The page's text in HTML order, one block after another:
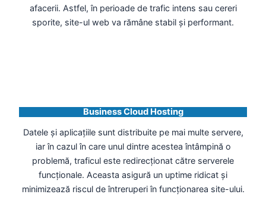
afacerii. Astfel, în perioade de trafic intens sau cereri
sporite, site-ul web va rămâne stabil și performant.
Business Cloud Hosting
Datele și aplicațiile sunt distribuite pe mai multe servere,
iar în cazul în care unul dintre acestea întâmpină o
problemă, traficul este redirecționat către serverele
funcționale. Aceasta asigură un uptime ridicat și
minimizează riscul de întreruperi în funcționarea site-ului.